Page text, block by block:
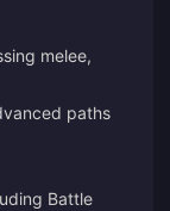
melee,
paths
Battle